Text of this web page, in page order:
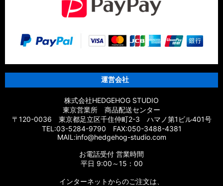
運営会社
株式会社HEDGEHOG STUDIO
東京営業所 商品配送センター
〒120-0036 東京都足立区千住仲町2-3 ハマノ第1ビル401号
TEL:03-5284-9790 FAX:050-3488-4381
MAIL:info@hedgehog-studio.com
お電話受付 営業時間
平日 9:00～15：00
インターネットからのご注文は、